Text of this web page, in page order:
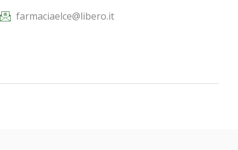
farmaciaelce@libero.it